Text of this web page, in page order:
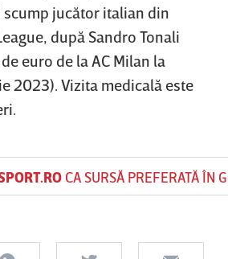
jucător italian din
după Sandro Tonali
euro de la AC Milan la
2023). Vizita medicală este
CA SURSĂ PREFERATĂ ÎN